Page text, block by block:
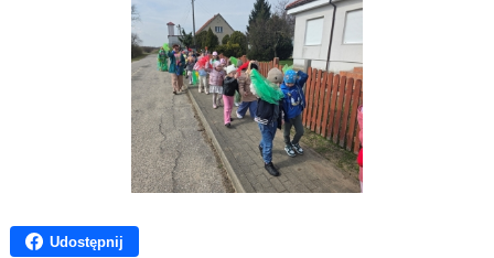
Udostępnij